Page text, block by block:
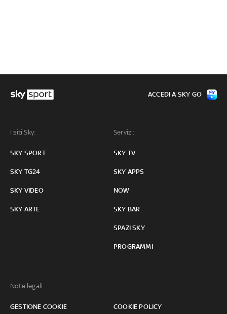
I siti Sky:
SKY SPORT
SKY TG24
SKY VIDEO
SKY ARTE
Servizi:
SKY TV
SKY APPS
NOW
SKY BAR
SPAZI SKY
PROGRAMMI
Note legali:
GESTIONE COOKIE COOKIE POLICY
ACCEDI A SKY GO